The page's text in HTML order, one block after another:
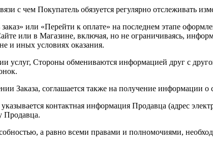
с чем Покупатель обязуется регулярно отслеживать
или «Перейти к оплате» на последнем этапе
или в Магазине, включая, но не ограничиваясь,
и иных условиях оказания.
услуг, Стороны обмениваются информацией друг с
Заказа, соглашается также на получение информации о
контактная информация Продавца (адрес
Продавца.
а равно всеми правами и полномочиями,